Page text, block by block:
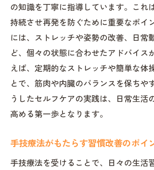
の知識を丁寧に指導しています。これ
持続させ再発を防ぐために重要なポイ
には、ストレッチや姿勢の改善、日常
ど、個々の状態に合わせたアドバイス
えば、定期的なストレッチや簡単な体
とで、筋肉や内臓のバランスを保ちや
うしたセルフケアの実践は、日常生活
高める第一歩となります。
手技療法がもたらす習慣改善のポイ
手技療法を受けることで、日々の生活